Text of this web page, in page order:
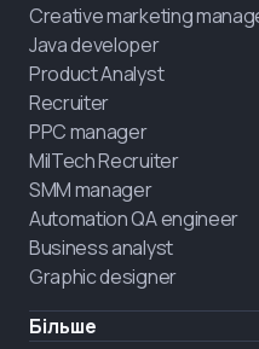
Creative marketing
Java developer
Product Analyst
Recruiter
PPC manager
MilTech Recruiter
SMM manager
Automation QA engineer
Business analyst
Graphic designer
Більше